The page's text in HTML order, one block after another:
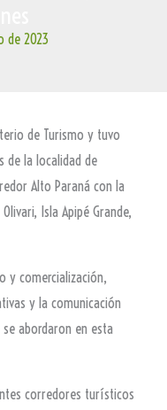
de 2023
de Turismo y tuvo
de la localidad de
Alto Paraná con la
Isla Apipé Grande,
y comercialización,
y la comunicación
abordaron en esta
corredores turísticos